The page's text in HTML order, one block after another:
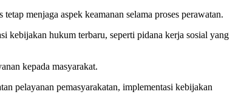
menjaga aspek keamanan selama proses perawatan.
kebijakan hukum terbaru, seperti pidana kerja sosial yang
kepada masyarakat.
pelayanan pemasyarakatan, implementasi kebijakan